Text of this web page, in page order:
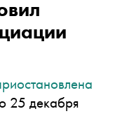
25 декабря